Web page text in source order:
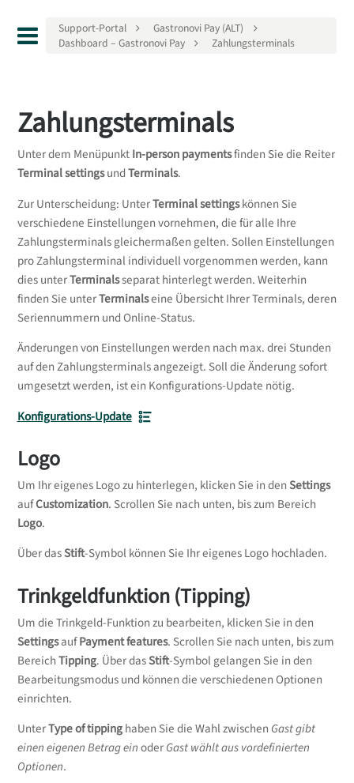
Support-Portal
Gastronovi Pay (ALT)
Dashboard – Gastronovi Pay
Zahlungsterminals
Zahlungsterminals
Unter dem MenüpunktIn-person paymentsfinden Sie die Reiter
Terminal settingsundTerminals.
Zur Unterscheidung: UnterTerminal settingskönnen Sie
verschiedene Einstellungen vornehmen, die für alle Ihre
Zahlungsterminals gleichermaßen gelten. Sollen Einstellungen
pro Zahlungsterminal individuell vorgenommen werden, kann
dies unterTerminalsseparat hinterlegt werden. Weiterhin
finden Sie unterTerminalseine Übersicht Ihrer Terminals, deren
Seriennummern und Online-Status.
Änderungen von Einstellungen werden nach max. drei Stunden
auf den Zahlungsterminals angezeigt. Soll die Änderung sofort
umgesetzt werden, ist ein Konfigurations-Update nötig.
Konfigurations-Update
Logo
Um Ihr eigenes Logo zu hinterlegen, klicken Sie in denSettings
aufCustomization. Scrollen Sie nach unten, bis zum Bereich
Logo.
Über dasStift-Symbol können Sie Ihr eigenes Logo hochladen.
Trinkgeldfunktion (Tipping)
Um die Trinkgeld-Funktion zu bearbeiten, klicken Sie in den
SettingsaufPayment features. Scrollen Sie nach unten, bis zum
BereichTipping. Über dasStift-Symbol gelangen Sie in den
Bearbeitungsmodus und können die verschiedenen Optionen
einrichten.
UnterType of tippinghaben Sie die Wahl zwischen Gast gibt
einen eigenen Betrag einoderGast wählt aus vordefinierten
Optionen.